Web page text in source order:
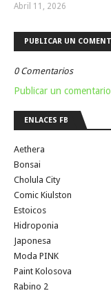
Abril 11, 2026
PUBLICAR UN
0 Comentarios
Publicar un comentario
ENLACES FB
Aethera
Bonsai
Cholula City
Comic Kiulston
Estoicos
Hidroponia
Japonesa
Moda PINK
Paint Kolosova
Rabino 2